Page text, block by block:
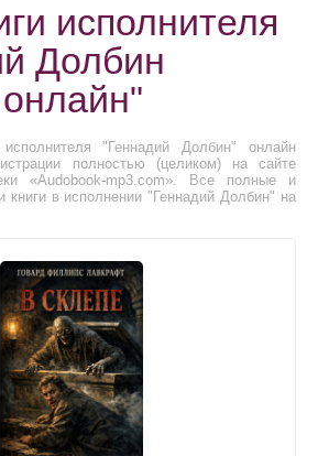
исполнителя
Долбин
"Геннадий Долбин" онлайн
полностью (целиком) на сайте
«Audobook-mp3.com». Все полные и
книги в исполнении "Геннадий Долбин" на